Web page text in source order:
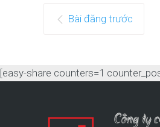
Bài đăng trước
[easy-share counters=1
Công ty